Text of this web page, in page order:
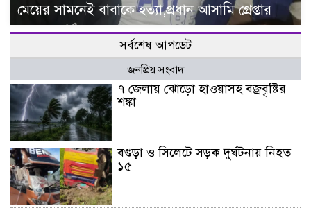
মেয়ের সামনেই বাবাকে হত্যা,প্রধান আসামি গ্রেপ্তার
সর্বশেষ আপডেট
জনপ্রিয় সংবাদ
৭ জেলায় ঝোড়ো হাওয়াসহ বজ্রবৃষ্টির
শঙ্কা
বগুড়া ও সিলেটে সড়ক দুর্ঘটনায় নিহত
১৫